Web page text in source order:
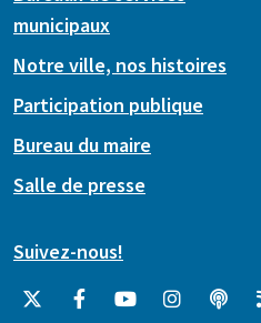
municipaux
Notre ville, nos histoires
Participation publique
Bureau du maire
Salle de presse
Suivez-nous!